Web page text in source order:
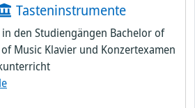
Tasteninstrumente
den Studiengängen Bachelor of
Music Klavier und Konzertexamen